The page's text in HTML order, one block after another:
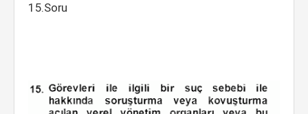
15.Soru